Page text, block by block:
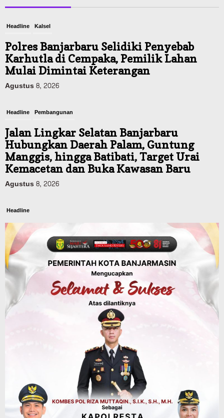
Headline Kalsel
Polres Banjarbaru Selidiki Penyebab
Karhutla di Cempaka, Pemilik Lahan
Mulai Dimintai Keterangan
Agustus 8, 2026
Headline Pembangunan
Jalan Lingkar Selatan Banjarbaru
Hubungkan Daerah Palam, Guntung
Manggis, hingga Batibati, Target Urai
Kemacetan dan Buka Kawasan Baru
Agustus 8, 2026
Headline
Panaskan Kembali Arena Panjat Tebing,
FPTI Banjarmasin Siapkan Sirkuit se-
Kalsel
Agustus 8, 2026
Sosial & Keagamaan
Hari Pramuka ke-65, Kwarcab
Banjarmasin Ziarah ke Makam Pangeran
Antasari dan Gelar Ulang Janji
Advertorial Dinas Kehutanan Kalsel
Api Sempat Berkobar, Karhutla di
Tahura Sultan Adam Berhasil